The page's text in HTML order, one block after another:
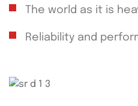
The world as it is
Reliability and